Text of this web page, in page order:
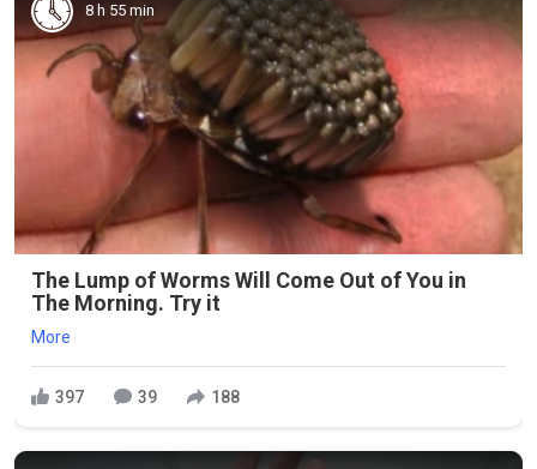
8 h 55 min
The Lump of Worms Will Come Out of You in
The Morning. Try it
More
397 39 188